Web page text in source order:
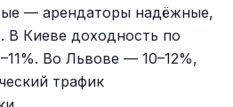
— арендаторы надёжные,
В Киеве доходность по
Во Львове — 10–12%,
трафик